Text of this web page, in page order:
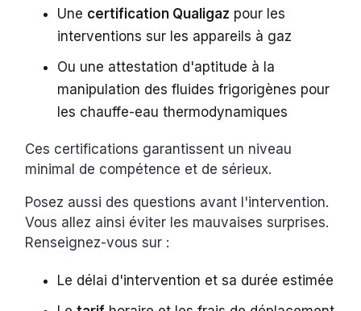
Une certification Qualigaz pour les
interventions sur les appareils à gaz
Ou une attestation d'aptitude à la
manipulation des fluides frigorigènes pour
les chauffe-eau thermodynamiques
Ces certifications garantissent un niveau
minimal de compétence et de sérieux.
Posez aussi des questions avant l'intervention.
Vous allez ainsi éviter les mauvaises surprises.
Renseignez-vous sur :
Le délai d'intervention et sa durée estimée